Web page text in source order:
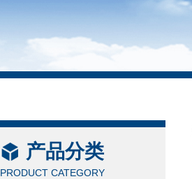
产品分类
PRODUCT CATEGORY